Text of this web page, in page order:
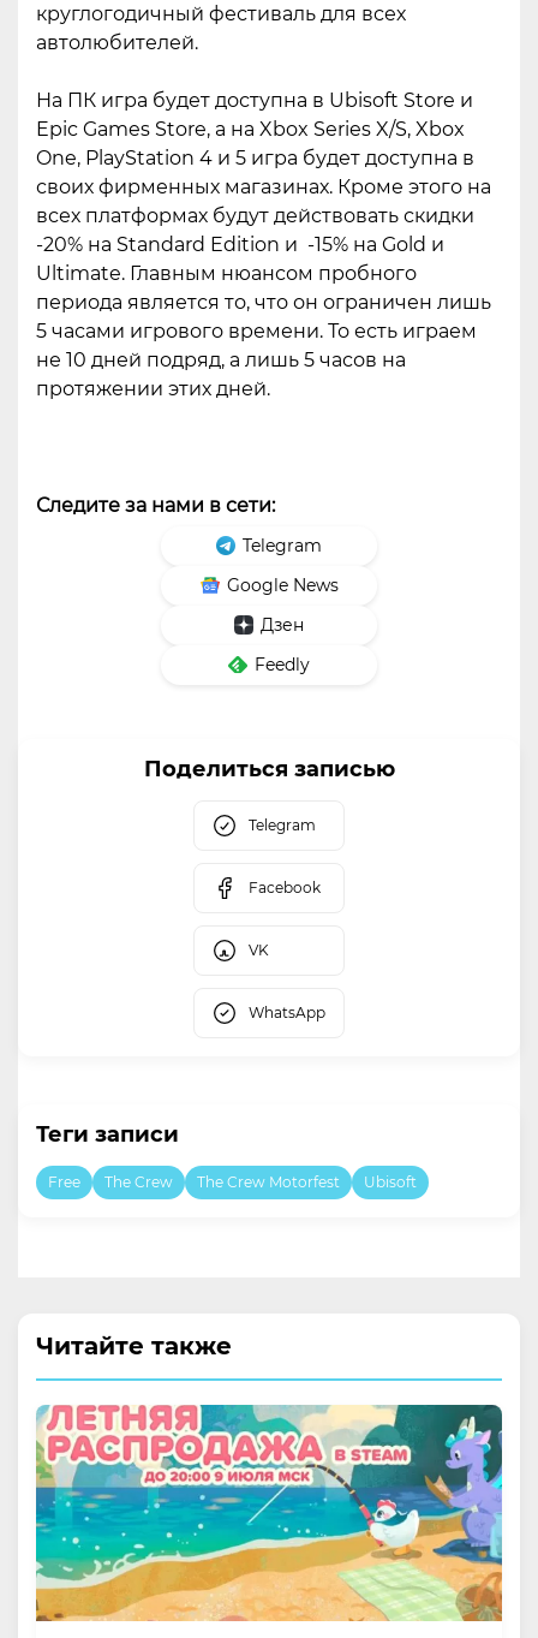
круглогодичный фестиваль для всех
автолюбителей.
На ПК игра будет доступна в Ubisoft Store и
Epic Games Store, а на Xbox Series X/S, Xbox
One, PlayStation 4 и 5 игра будет доступна в
своих фирменных магазинах. Кроме этого на
всех платформах будут действовать скидки
-20% на Standard Edition и -15% на Gold и
Ultimate. Главным нюансом пробного
периода является то, что он ограничен лишь
5 часами игрового времени. То есть играем
не 10 дней подряд, а лишь 5 часов на
протяжении этих дней.
Следите за нами в сети:
Telegram
Google News
Дзен
Feedly
Поделиться записью
Telegram
Facebook
VK
WhatsApp
Теги записи
Free The Crew The Crew Motorfest Ubisoft
Читайте также